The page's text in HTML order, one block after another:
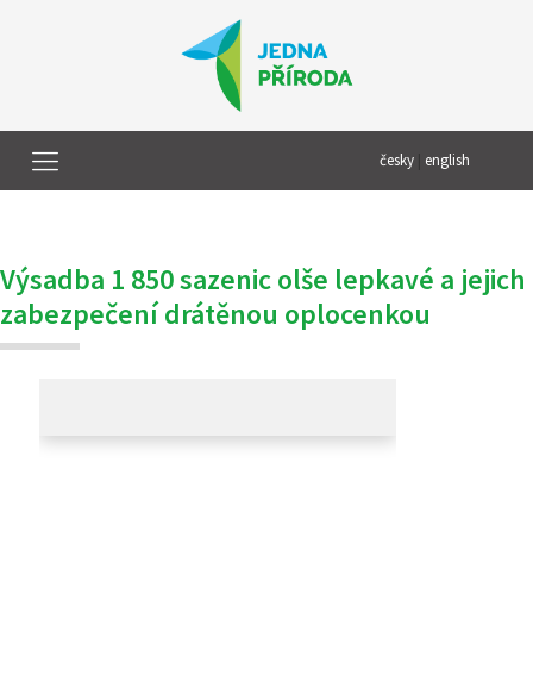
česky english
Výsadba 1 850 sazenic olše lepkavé a jejich
zabezpečení drátěnou oplocenkou